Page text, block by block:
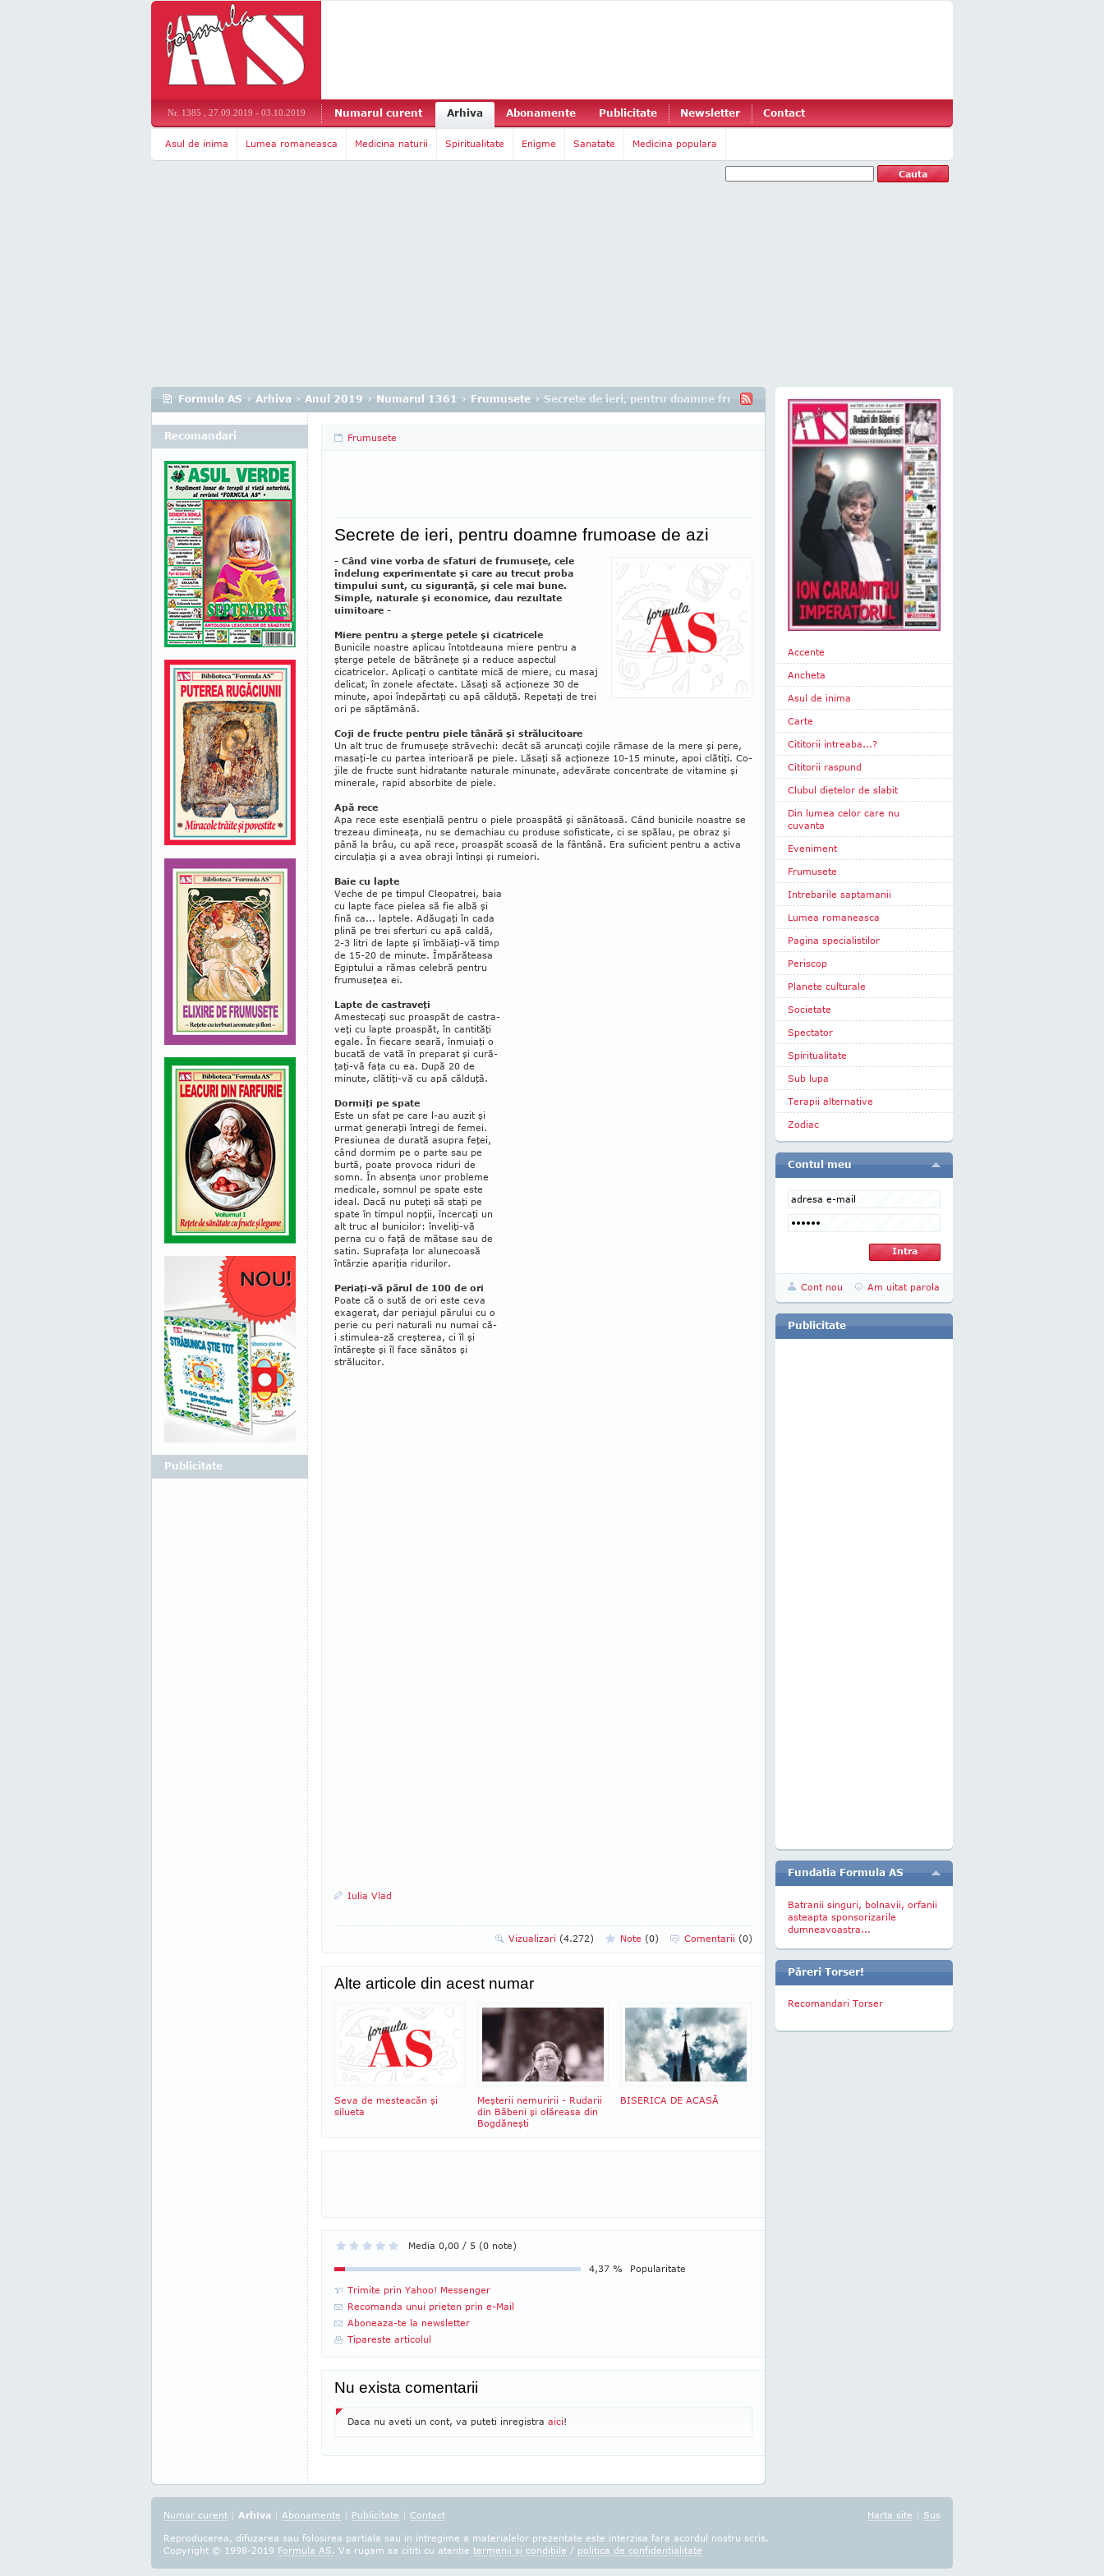
Nr. 1385 , 27.09.2019 - 03.10.2019 Numarul curent Arhiva Abonamente Publicitate Newsletter Contact
Asul de inima Lumea romaneasca Medicina naturii Spiritualitate Enigme Sanatate Medicina populara
Formula AS › Arhiva › Anul 2019 › Numarul 1361 › Frumusete › Secrete de ieri, pentru doamne frumoase de azi
Frumusete
Secrete de ieri, pentru doamne frumoase de azi
- Când vine vorba de sfaturi de frumuseţe, cele
îndelung experimentate şi care au trecut proba
timpului sunt, cu siguranţă, şi cele mai bune.
Simple, naturale şi economice, dau rezultate
uimitoare -
Miere pentru a şterge petele şi cicatricele
Bunicile noastre aplicau întot­deauna miere pentru a
şterge petele de bătrâneţe şi a reduce aspectul
cicatricelor. A­plicaţi o cantitate mică de miere, cu masaj
delicat, în zonele afectate. Lăsaţi să ac­ţioneze 30 de
minute, apoi îndepăr­taţi cu apă căl­duţă. Repetaţi de trei
ori pe săp­tămână.
Coji de fructe pentru piele tânără şi strălucitoare
Un alt truc de frumuseţe stră­vechi: decât să aruncaţi cojile rămase de la mere şi pere,
masa­ţi-le cu partea interioară pe piele. Lăsaţi să acţio­neze 10-15 minute, apoi clătiţi. Co­
jile de fructe sunt hidra­tante naturale minunate, ade­vărate concentrate de vi­ta­mine şi
minerale, rapid absorbite de piele.
Apă rece
Apa rece este esenţială pentru o piele proaspătă şi sănătoasă. Când bunicile noastre se
trezeau dimineaţa, nu se dema­chiau cu produse sofis­ticate, ci se spălau, pe obraz şi
până la brâu, cu apă rece, proas­păt scoasă de la fântână. Era suficient pentru a activa
circulaţia şi a avea obraji întinşi şi rumeiori.
Baie cu lapte
Veche de pe timpul Cleopatrei, baia
cu lapte face pielea să fie albă şi
fină ca... laptele. Adăugaţi în cada
plină pe trei sferturi cu apă caldă,
2-3 litri de lapte şi îmbăiaţi-vă timp
de 15-20 de minute. Îm­părăteasa
Egip­tului a rămas celebră pentru
frumu­seţea ei.
Lapte de castraveţi
Amestecaţi suc proaspăt de cas­tra­
veţi cu lapte proaspăt, în cantităţi
egale. În fiecare seară, înmuiaţi o
bucată de vată în preparat şi cură­
ţaţi-vă faţa cu ea. După 20 de
minute, clătiţi-vă cu apă călduţă.
Dormiţi pe spate
Este un sfat pe care l-au auzit şi
urmat generaţii întregi de femei.
Pre­siunea de durată asupra feţei,
când dormim pe o parte sau pe
burtă, poa­te provoca riduri de
somn. În ab­senţa unor probleme
medicale, som­nul pe spa­te este
ideal. Dacă nu puteţi să staţi pe
spate în timpul nopţii, în­cer­caţi un
alt truc al bunicilor: înve­liţi-vă
perna cu o faţă de mătase sau de
sa­tin. Suprafaţa lor alunecoasă
întâr­zie apariţia ridurilor.
Periaţi-vă părul de 100 de ori
Poate că o sută de ori este ceva
exagerat, dar periajul părului cu o
pe­rie cu peri naturali nu numai că-
i stimu­lea-ză creşterea, ci îl şi
întăreşte şi îl face sănătos şi
strălucitor.
Iulia Vlad
Vizualizari (4.272) Note (0) Comentarii (0)
Alte articole din acest numar
Seva de mesteacăn şi
silueta
Meşterii nemuririi - Rudarii
din Băbeni şi olăreasa din
Bogdăneşti
BISERICA DE ACASĂ
Media 0,00 / 5 (0 note)
Popularitate
4,37 %
Trimite prin Yahoo! Messenger
Recomanda unui prieten prin e-Mail
Aboneaza-te la newsletter
Tipareste articolul
Nu exista comentarii
Daca nu aveti un cont, va puteti inregistra aici!
Recomandari
Publicitate
Accente
Ancheta
Asul de inima
Carte
Cititorii intreaba...?
Cititorii raspund
Clubul dietelor de slabit
Din lumea celor care nu
cuvanta
Eveniment
Frumusete
Intrebarile saptamanii
Lumea romaneasca
Pagina specialistilor
Periscop
Planete culturale
Societate
Spectator
Spiritualitate
Sub lupa
Terapii alternative
Zodiac
Contul meu
Cont nou Am uitat parola
Publicitate
Fundatia Formula AS
Batranii singuri, bolnavii, orfanii
asteapta sponsorizarile
dumneavoastra...
Păreri Torser!
Recomandari Torser
Harta site | Sus
Numar curent | Arhiva | Abonamente | Publicitate | Contact
Reproducerea, difuzarea sau folosirea partiala sau in intregime a materialelor prezentate este interzisa fara acordul nostru scris.
Copyright © 1998-2019 Formula AS. Va rugam sa cititi cu atentie termenii si conditiile / politica de confidentialitate